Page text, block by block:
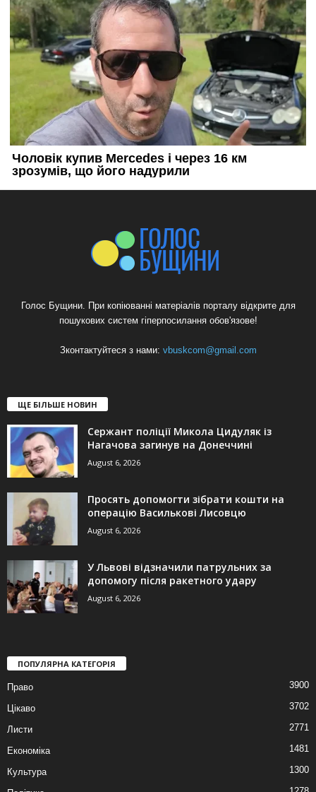
Голос Бущини. При копіюванні матеріалів порталу відкрите для
пошукових систем гіперпосилання обов'язове!
Зконтактуйтеся з нами: vbuskcom@gmail.com
ЩЕ БІЛЬШЕ НОВИН
Сержант поліції Микола Цидуляк із
Нагачова загинув на Донеччині
August 6, 2026
Просять допомогти зібрати кошти на
операцію Василькові Лисовцю
August 6, 2026
У Львові відзначили патрульних за
допомогу після ракетного удару
August 6, 2026
ПОПУЛЯРНА КАТЕГОРІЯ
Право 3900
Цікаво 3702
Листи 2771
Економіка 1481
Культура 1300